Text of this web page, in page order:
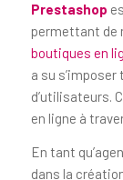
Prestashop
permettant de
boutiques en
a su
d’utilisateurs.
en ligne à
En tant
dans la